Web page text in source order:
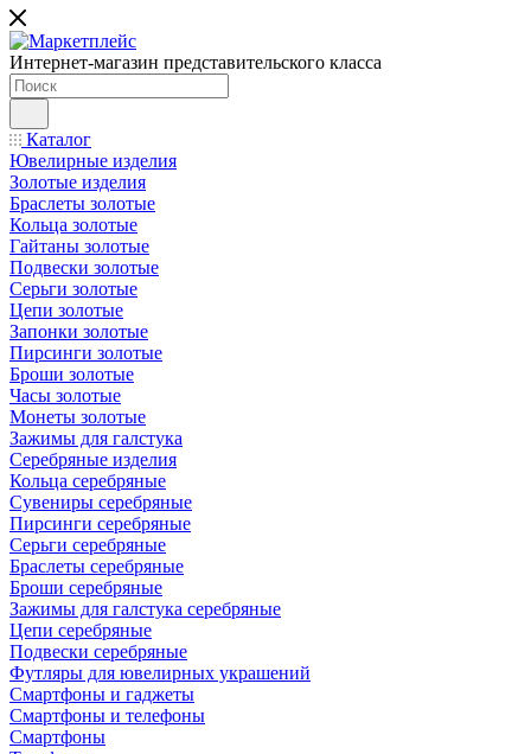
Интернет-магазин представительского класса
Каталог
Ювелирные изделия
Золотые изделия
Браслеты золотые
Кольца золотые
Гайтаны золотые
Подвески золотые
Серьги золотые
Цепи золотые
Запонки золотые
Пирсинги золотые
Броши золотые
Часы золотые
Монеты золотые
Зажимы для галстука
Серебряные изделия
Кольца серебряные
Сувениры серебряные
Пирсинги серебряные
Серьги серебряные
Браслеты серебряные
Броши серебряные
Зажимы для галстука серебряные
Цепи серебряные
Подвески серебряные
Футляры для ювелирных украшений
Смартфоны и гаджеты
Смартфоны и телефоны
Смартфоны